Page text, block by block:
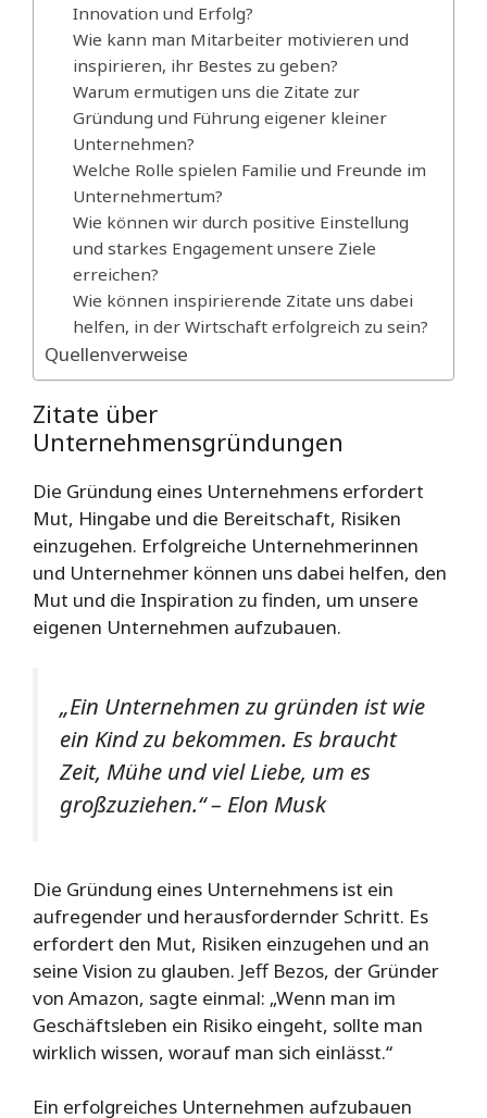
Innovation und Erfolg?
Wie kann man Mitarbeiter motivieren und
inspirieren, ihr Bestes zu geben?
Warum ermutigen uns die Zitate zur
Gründung und Führung eigener kleiner
Unternehmen?
Welche Rolle spielen Familie und Freunde im
Unternehmertum?
Wie können wir durch positive Einstellung
und starkes Engagement unsere Ziele
erreichen?
Wie können inspirierende Zitate uns dabei
helfen, in der Wirtschaft erfolgreich zu sein?
Quellenverweise
Zitate über
Unternehmensgründungen
Die Gründung eines Unternehmens erfordert
Mut, Hingabe und die Bereitschaft, Risiken
einzugehen. Erfolgreiche Unternehmerinnen
und Unternehmer können uns dabei helfen, den
Mut und die Inspiration zu finden, um unsere
eigenen Unternehmen aufzubauen.
„Ein Unternehmen zu gründen ist wie
ein Kind zu bekommen. Es braucht
Zeit, Mühe und viel Liebe, um es
großzuziehen.“ – Elon Musk
Die Gründung eines Unternehmens ist ein
aufregender und herausfordernder Schritt. Es
erfordert den Mut, Risiken einzugehen und an
seine Vision zu glauben. Jeff Bezos, der Gründer
von Amazon, sagte einmal: „Wenn man im
Geschäftsleben ein Risiko eingeht, sollte man
wirklich wissen, worauf man sich einlässt.“
Ein erfolgreiches Unternehmen aufzubauen